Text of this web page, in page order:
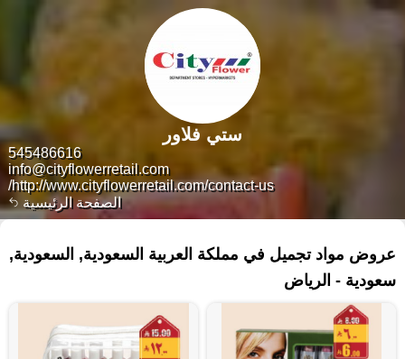
الصفحة الرئيسية
545486616
info@cityflowerretail.com
http://www.cityflowerretail.com/contact-us/
ستي فلاور
عروض مواد تجميل في مملكة العربية السعودية, السعودية,
سعودية - الرياض